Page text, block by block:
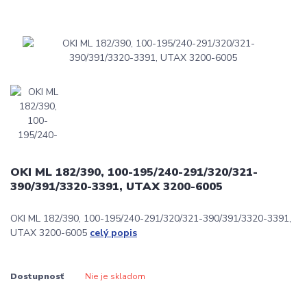
OKI ML 182/390, 100-195/240-291/320/321-
390/391/3320-3391, UTAX 3200-6005
OKI ML 182/390, 100-195/240-291/320/321-390/391/3320-3391,
UTAX 3200-6005 celý popis
Dostupnosť Nie je skladom